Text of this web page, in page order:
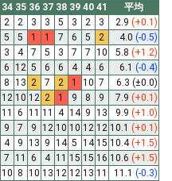
34 35 36 37 38 39 40 41
平均
2 2 3 3 5 3 2 3 2.9 (+0.1)
5 5 1 1 7 6 5 2 4.0 (-0.5)
3 4 7 5 3 7 7 10 5.8 (+1.2)
6 12 5 6 6 4 4 6 6.1 (-0.4)
8 13 2 7 2 1 10 7 6.3 (±0.0)
12 10 12 2 1 9 8 9 7.9 (+0.1)
11 6 11 11 4 14 9 13 9.9 (+1.0)
9 7 9 12 10 10 12 12 10.1 (+0.1)
4 9 13 9 14 5 14 15 10.4(+1.5)
7 11 6 4 11 15 15 16 10.6 (+1.5)
10 8 10 13 12 12 13 11 11.1 (-0.3)